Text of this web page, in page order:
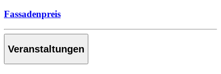
Fassadenpreis
Veranstaltungen